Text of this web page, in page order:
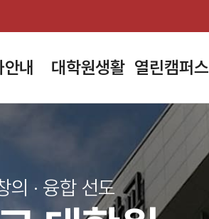
안내 대학원생활 열린캠퍼스
의 · 융합 선도